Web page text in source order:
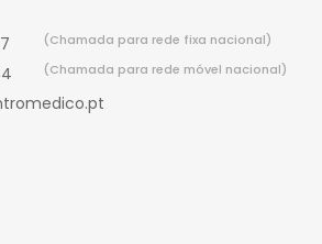
(Chamada para rede fixa nacional)
(Chamada para rede móvel nacional)